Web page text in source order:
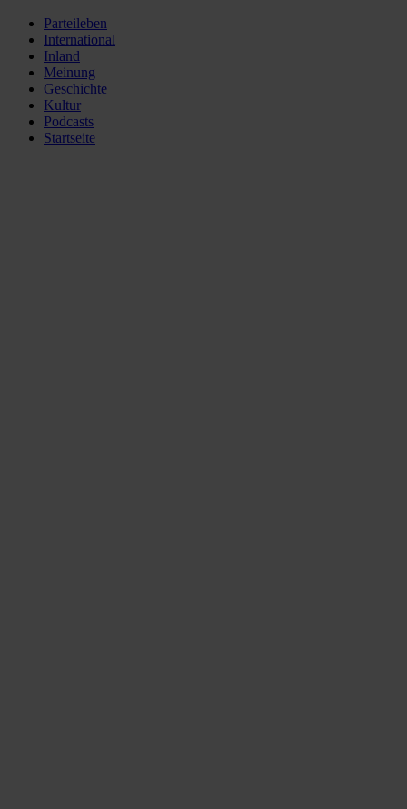
Parteileben
International
Inland
Meinung
Geschichte
Kultur
Podcasts
Startseite